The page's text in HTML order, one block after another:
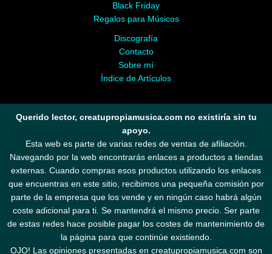
Black Friday
Regalos para Músicos
Discografía
Contacto
Sobre mí
Índice de Artículos
Querido lector, creatupropiamusica.com no existiría sin tu
apoyo.
Esta web es parte de varias redes de ventas de afiliación.
Navegando por la web encontrarás enlaces a productos a tiendas
externas. Cuando compras esos productos utilizando los enlaces
que encuentras en este sitio, recibimos una pequeña comisión por
parte de la empresa que los vende y en ningún caso habrá algún
coste adicional para ti. Se mantendrá el mismo precio. Ser parte
de estas redes hace posible pagar los costes de mantenimiento de
la página para que continúe existiendo.
OJO! Las opiniones presentadas en creatupropiamusica.com son